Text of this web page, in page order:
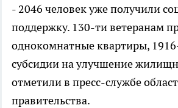
- 2046 человек уже получили
поддержку. 130-ти ветеранам
однокомнатные квартиры,
субсидии на улучшение
отметили в пресс-службе
правительства.